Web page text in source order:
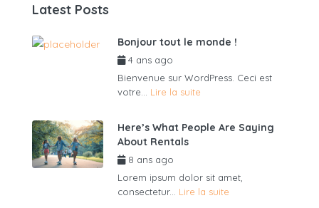
Latest Posts
Bonjour tout le monde !
4 ans ago
Bienvenue sur WordPress. Ceci est
votre... Lire la suite
Here’s What People Are Saying
About Rentals
8 ans ago
Lorem ipsum dolor sit amet,
consectetur... Lire la suite